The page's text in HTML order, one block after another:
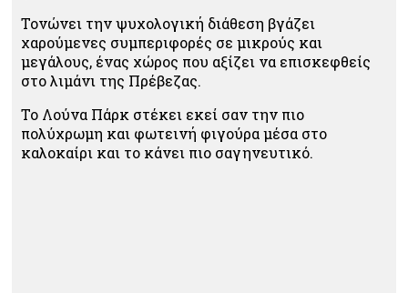
Τονώνει την ψυχολογική διάθεση βγάζει
χαρούμενες συμπεριφορές σε μικρούς και
μεγάλους, ένας χώρος που αξίζει να επισκεφθείς
στο λιμάνι της Πρέβεζας.
Το Λούνα Πάρκ στέκει εκεί σαν την πιο
πολύχρωμη και φωτεινή φιγούρα μέσα στο
καλοκαίρι και το κάνει πιο σαγηνευτικό.